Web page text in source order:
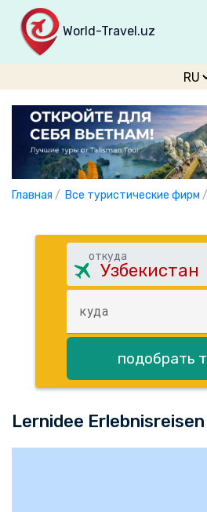
World-Travel.uz
Главная
Туры
Тур.
Табло
О проекте
Войти
Главная / Все туристические фирм /
откуда
куда
подобрать
Lernidee Erlebnisreisen